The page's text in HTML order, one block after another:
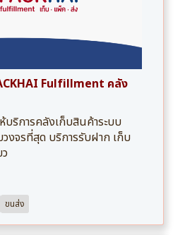
Fulfillment คลัง
ริการคลังเก็บสินค้าระบบ
จรที่สุด บริการรับฝาก เก็บ
ขนส่ง